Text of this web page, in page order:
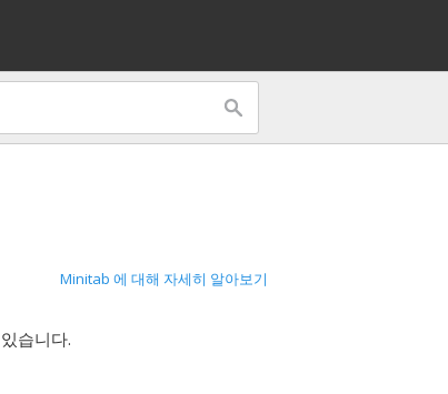
Minitab 에 대해 자세히 알아보기
습니다.